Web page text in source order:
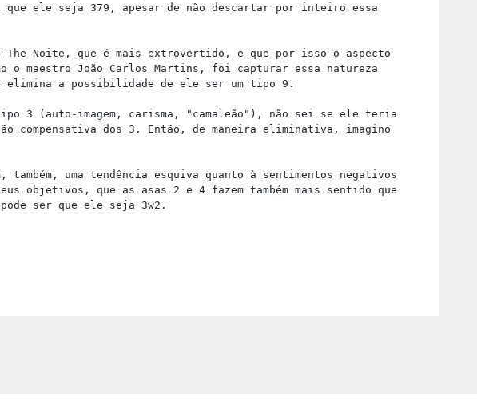
que ele seja 379, apesar de não descartar por inteiro essa
The Noite, que é mais extrovertido, e que por isso o aspecto
maestro João Carlos Martins, foi capturar essa natureza
a possibilidade de ele ser um tipo 9.
3 (auto-imagem, carisma, "camaleão"), não sei se ele teria
compensativa dos 3. Então, de maneira eliminativa, imagino
uma tendência esquiva quanto à sentimentos negativos
objetivos, que as asas 2 e 4 fazem também mais sentido que
ser que ele seja 3w2.